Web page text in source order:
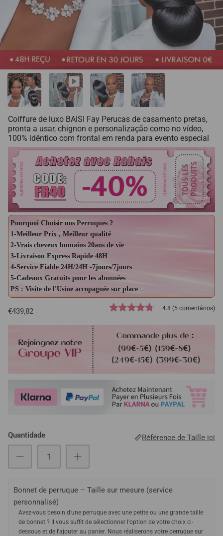
Coiffure de luxo BAISI Fay Perucas de casamento pretas,
pronta a usar, chignon e personalização como no vídeo,
100% idêntico com frontal em renda para evento especial
Pourquoi Choisir nos Perruques ?
1-Meilleur Prix , Meilleur qualité
2-Vrais cheveux humains 20ans de vie
3-Livraison Express Rapide 48H
4-Service Fiable 24H/24H -7jours/7jours
5-Cadeaux Gratuits pour les abonnées
PS : Visite de l'Usine accopagnée sur place
€439,82 4.8 (5 comentários)
Quantidade Référence de Taille ici
Bonnet de perruque – Taille sur mesure (service
personnalisé)
Avez-vous besoin d'une perruque avec une petite ou une grande taille
de bonnet ? Il vous suffit de sélectionner l'option de votre choix ci-
dessous et de l'ajouter au panier. Nous réaliserons votre perruque sur